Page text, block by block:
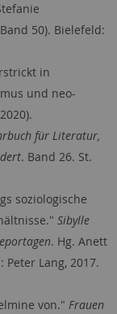
50). Bielefeld:
in
und neo-
für Literatur,
. Band 26. St.
soziologische
Sibylle
. Hg. Anett
Lang, 2017.
von." Frauen